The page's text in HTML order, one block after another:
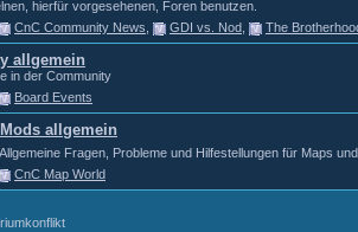
hierfür vorgesehenen, Foren benutzen.
CnC Community News GDI vs. Nod The
allgemein
in der Community
Board Events
allgemein
Allgemeine Fragen, Probleme und Hilfestellungen für Maps
CnC Map World